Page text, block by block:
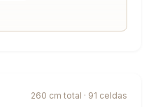
260 cm total · 91 celdas